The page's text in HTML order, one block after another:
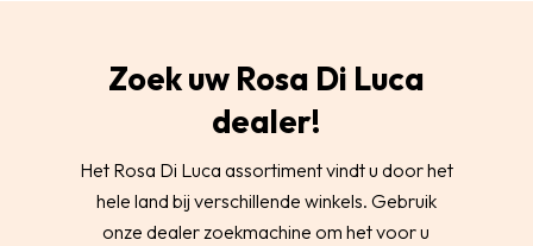
Zoek uw Rosa Di Luca
dealer!
Het Rosa Di Luca assortiment vindt u door het
hele land bij verschillende winkels. Gebruik
onze dealer zoekmachine om het voor u